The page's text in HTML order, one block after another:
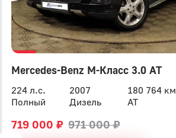
Mercedes-Benz M-Класс 3.0 AT
224 л.с. 2007
180 764 км
Полный
Дизель AT
719 000 ₽ 971 000 ₽